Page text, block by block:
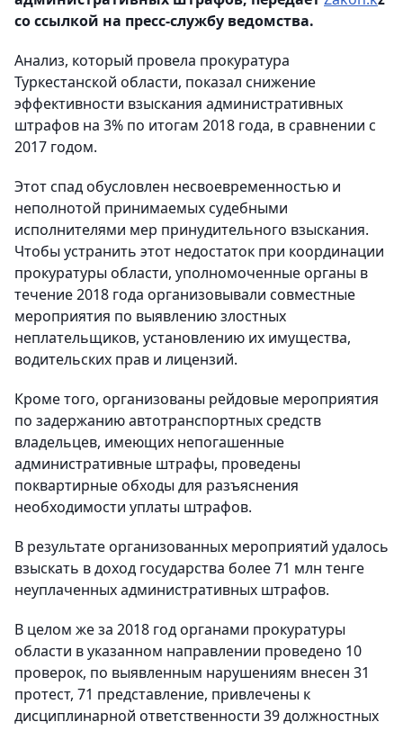
со ссылкой на пресс-службу ведомства.
Анализ, который провела прокуратура
Туркестанской области, показал снижение
эффективности взыскания административных
штрафов на 3% по итогам 2018 года, в сравнении с
2017 годом.
Этот спад обусловлен несвоевременностью и
неполнотой принимаемых судебными
исполнителями мер принудительного взыскания.
Чтобы устранить этот недостаток при координации
прокуратуры области, уполномоченные органы в
течение 2018 года организовывали совместные
мероприятия по выявлению злостных
неплательщиков, установлению их имущества,
водительских прав и лицензий.
Кроме того, организованы рейдовые мероприятия
по задержанию автотранспортных средств
владельцев, имеющих непогашенные
административные штрафы, проведены
поквартирные обходы для разъяснения
необходимости уплаты штрафов.
В результате организованных мероприятий удалось
взыскать в доход государства более 71 млн тенге
неуплаченных административных штрафов.
В целом же за 2018 год органами прокуратуры
области в указанном направлении проведено 10
проверок, по выявленным нарушениям внесен 31
протест, 71 представление, привлечены к
дисциплинарной ответственности 39 должностных